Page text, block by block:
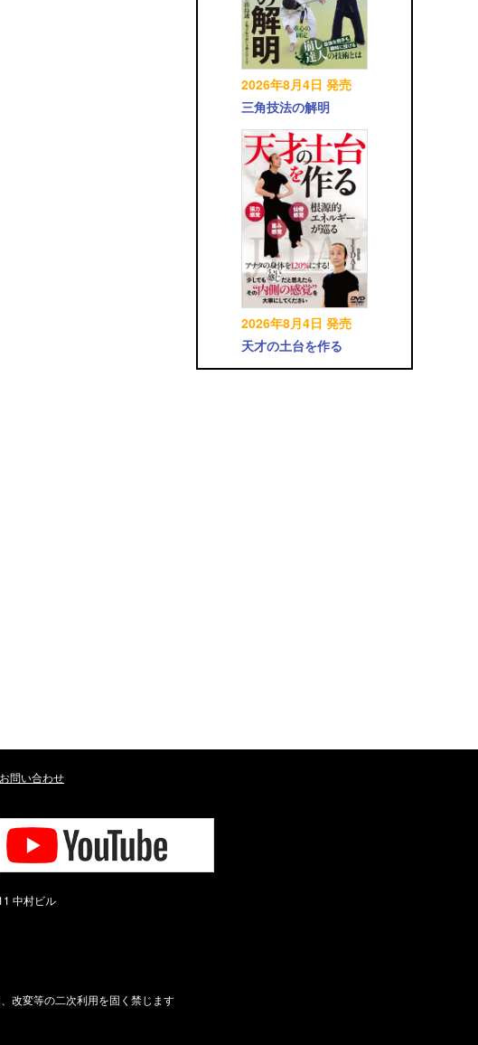
2026年8月4日 発売
三角技法の解明
2026年8月4日 発売
天才の土台を作る
お問い合わせ
中村ビル
改変等の二次利用を固く禁じます